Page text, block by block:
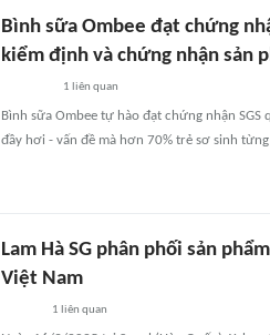
Bình sữa Ombee đạt chứng
kiểm định và chứng nhận sản
1 liên quan
Bình sữa Ombee tự hào đạt chứng nhận
đầy hơi - vấn đề mà hơn 70% trẻ sơ sinh từng
Lam Hà SG phân phối sản
Việt Nam
1 liên quan